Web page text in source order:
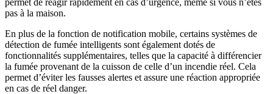
permet de réagir rapidement en cas d’urgence, même si vous n’êtes
pas à la maison.
En plus de la fonction de notification mobile, certains systèmes de
détection de fumée intelligents sont également dotés de
fonctionnalités supplémentaires, telles que la capacité à différencier
la fumée provenant de la cuisson de celle d’un incendie réel. Cela
permet d’éviter les fausses alertes et assure une réaction appropriée
en cas de réel danger.